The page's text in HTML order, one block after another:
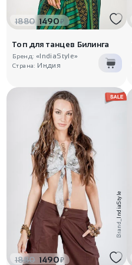
1880 1490₽
Топ для танцев Билинга
Бренд: «IndiaStyle»
Страна: Индия
Brand_
IndiaStyle
1880 1490₽